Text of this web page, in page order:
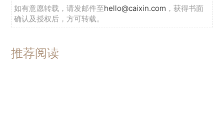
如有意愿转载，请发邮件至hello@caixin.com ，获得书面
确认及授权后，方可转载。
推荐阅读